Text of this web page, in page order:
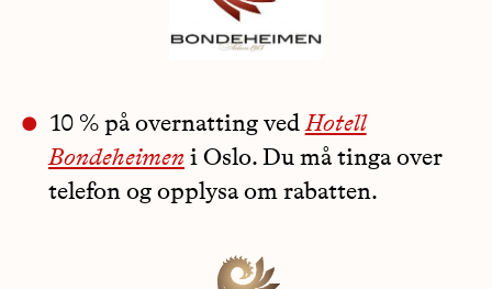
10 % på overnatting vedHotell
Bondeheimen i Oslo. Du må tinga over
telefon og opplysa om rabatten.